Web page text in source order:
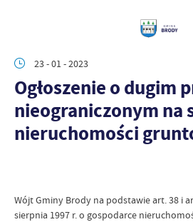
23 - 01 - 2023
Ogłoszenie o dugim
nieograniczonym na
nieruchomości
Wójt Gminy Brody na podstawie art. 38 i
sierpnia 1997 r. o gospodarce